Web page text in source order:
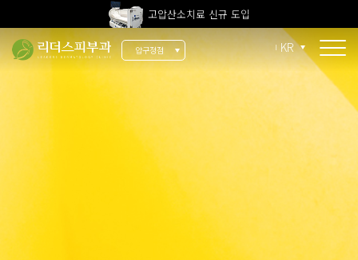
전 지점 피부과 전문의 진료
울쎄라피 프라임 신규 도입
압구정점 KR
눈가 실리프팅